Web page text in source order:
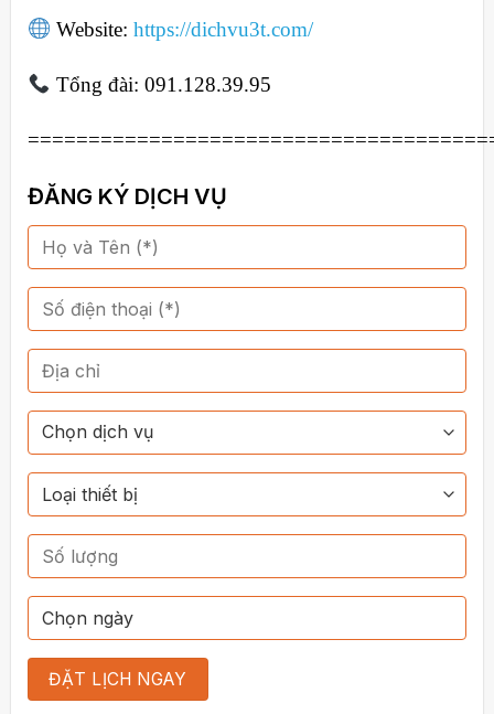
Website: https://dichvu3t.com/
Tổng đài: 091.128.39.95
ĐĂNG KÝ DỊCH VỤ